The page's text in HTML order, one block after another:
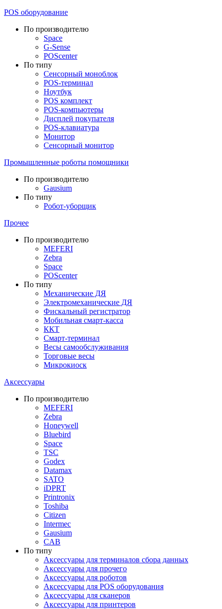
POS оборудование
По производителю
Space
G-Sense
POScenter
По типу
Сенсорный моноблок
POS-терминал
Ноутбук
POS комплект
POS-компьютеры
Дисплей покупателя
POS-клавиатура
Монитор
Сенсорный монитор
Промышленные роботы помощники
По производителю
Gausium
По типу
Робот-уборщик
Прочее
По производителю
MEFERI
Zebra
Space
POScenter
По типу
Механические ДЯ
Электромеханические ДЯ
Фискальный регистратор
Мобильная смарт-касса
ККТ
Смарт-терминал
Весы самообслуживания
Торговые весы
Микрокиоск
Аксессуары
По производителю
MEFERI
Zebra
Honeywell
Bluebird
Space
TSC
Godex
Datamax
SATO
iDPRT
Printronix
Toshiba
Citizen
Intermec
Gausium
CAB
По типу
Аксессуары для терминалов сбора данных
Аксессуары для прочего
Аксессуары для роботов
Аксессуары для POS оборудования
Аксессуары для сканеров
Аксессуары для принтеров